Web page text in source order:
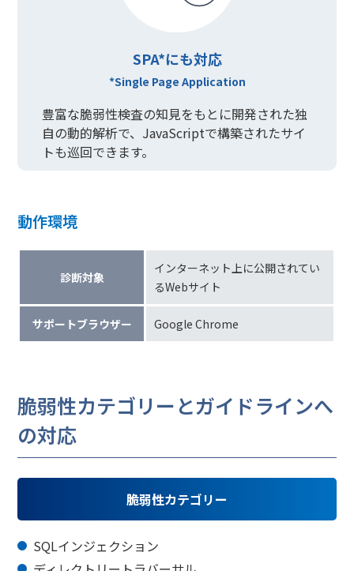
SPA*にも対応
*Single Page Application
豊富な脆弱性検査の知見をもとに開発された独
自の動的解析で、JavaScriptで構築されたサイ
トも巡回できます。
動作環境
診断対象
インターネット上に公開されてい
るWebサイト
サポートブラウザー Google Chrome
脆弱性カテゴリーとガイドラインへ
の対応
脆弱性カテゴリー
SQLインジェクション